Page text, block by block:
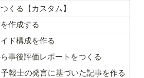
くる【カスタム】
作成する
ド構成を作る
事後評価レポートをつくる
報士の発言に基づいた記事を作る